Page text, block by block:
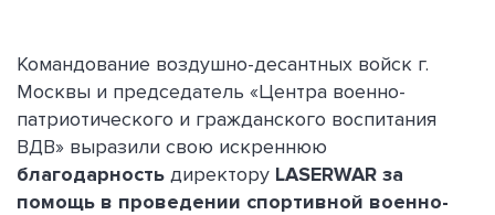
Командование воздушно-десантных войск г.
Москвы и председатель «Центра военно-
патриотического и гражданского воспитания
ВДВ» выразили свою искреннюю
благодарность директору LASERWAR за
помощь в проведении спортивной военно-